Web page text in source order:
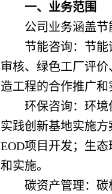
一、业务范围
公司业务涵盖节
节能咨询：节
审核、绿色工厂评
造工程的合作推广和
环保咨询：环境
实践创新基地实施
EOD项目开发；生
和实施。
碳资产管理：碳